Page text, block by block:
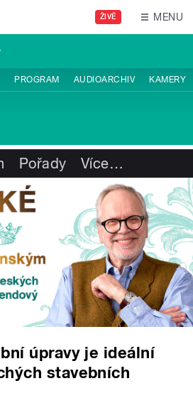
ŽIVĚ MENU
PROGRAM AUDIOARCHIV KAMERY
Pořady Více…
úpravy je ideální
stavebních